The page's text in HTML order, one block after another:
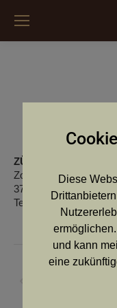
ZÜCHTER:
Zogelsdorf 37
3730 Eggenburg
Telefon: 02984/2620
Diese
und kann
eine